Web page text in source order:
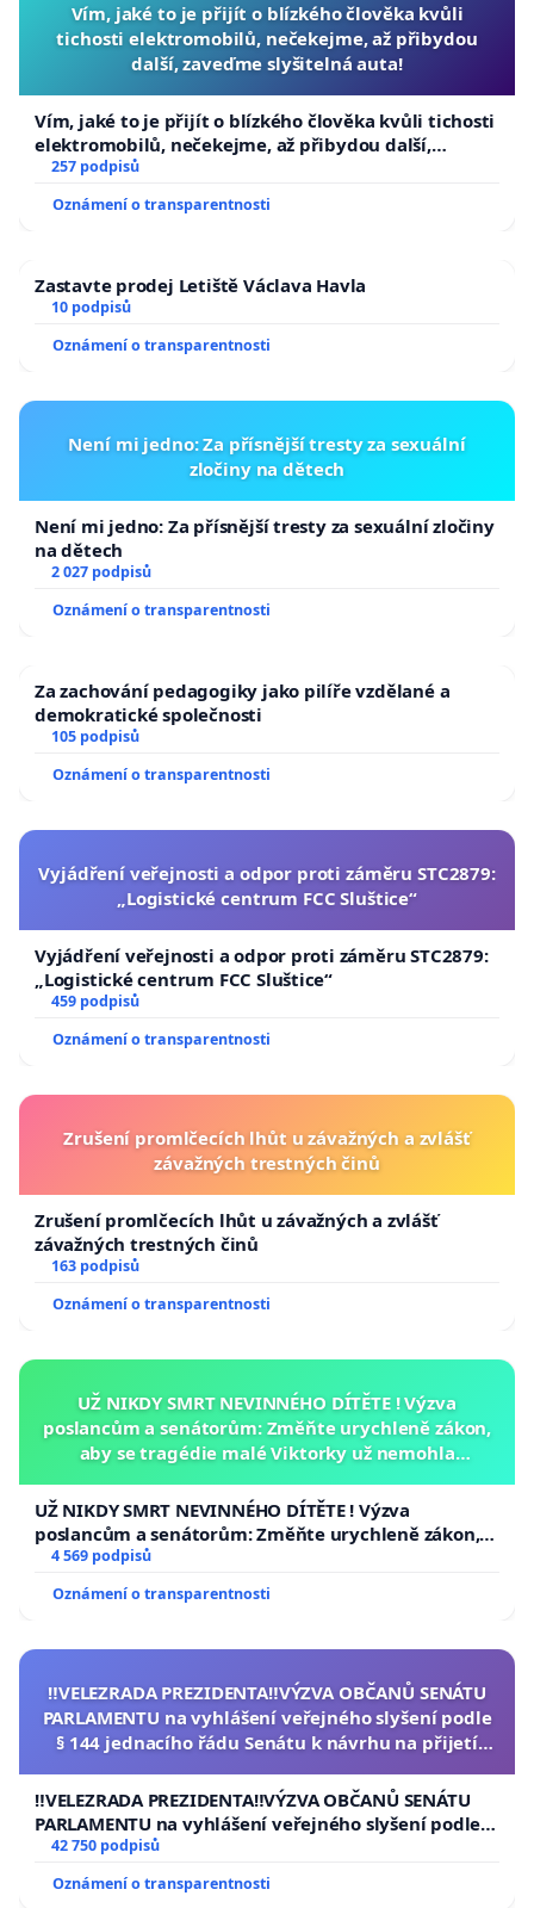
Vím, jaké to je přijít o blízkého člověka kvůli
tichosti elektromobilů, nečekejme, až přibydou
další, zaveďme slyšitelná auta!
Vím, jaké to je přijít o blízkého člověka kvůli tichosti
elektromobilů, nečekejme, až přibydou další,
zaveďme slyšitelná auta!
257 podpisů
Oznámení o transparentnosti
Zastavte prodej Letiště Václava Havla
10 podpisů
Oznámení o transparentnosti
Není mi jedno: Za přísnější tresty za sexuální
zločiny na dětech
Není mi jedno: Za přísnější tresty za sexuální zločiny
na dětech
2 027 podpisů
Oznámení o transparentnosti
Za zachování pedagogiky jako pilíře vzdělané a
demokratické společnosti
105 podpisů
Oznámení o transparentnosti
Vyjádření veřejnosti a odpor proti záměru STC2879:
„Logistické centrum FCC Sluštice“
Vyjádření veřejnosti a odpor proti záměru STC2879:
„Logistické centrum FCC Sluštice“
459 podpisů
Oznámení o transparentnosti
Zrušení promlčecích lhůt u závažných a zvlášť
závažných trestných činů
Zrušení promlčecích lhůt u závažných a zvlášť
závažných trestných činů
163 podpisů
Oznámení o transparentnosti
UŽ NIKDY SMRT NEVINNÉHO DÍTĚTE ! Výzva
poslancům a senátorům: Změňte urychleně zákon,
aby se tragédie malé Viktorky už nemohla
UŽ NIKDY SMRT NEVINNÉHO DÍTĚTE ! Výzva
poslancům a senátorům: Změňte urychleně zákon,
aby se tragédie malé Viktorky už nemohla opakovat!
4 569 podpisů
Oznámení o transparentnosti
‼️VELEZRADA PREZIDENTA‼️VÝZVA OBČANŮ SENÁTU
PARLAMENTU na vyhlášení veřejného slyšení podle
§ 144 jednacího řádu Senátu k návrhu na přijetí
republiky
‼️VELEZRADA PREZIDENTA‼️VÝZVA OBČANŮ SENÁTU
PARLAMENTU na vyhlášení veřejného slyšení podle §
144 jednacího řádu Senátu k návrhu na přijetí
usnesení k podání ústavní žaloby na prezidenta
republiky
42 750 podpisů
Oznámení o transparentnosti